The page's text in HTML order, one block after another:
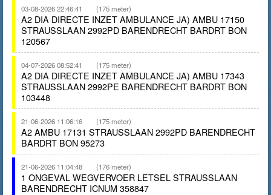
03-08-2026 22:46:41 (175 meter)
A2 DIA DIRECTE INZET AMBULANCE JA) AMBU 17150
STRAUSSLAAN 2992PD BARENDRECHT BARDRT BON
120567
04-07-2026 08:52:41 (175 meter)
A2 DIA DIRECTE INZET AMBULANCE JA) AMBU 17343
STRAUSSLAAN 2992PE BARENDRECHT BARDRT BON
103448
21-06-2026 11:06:16 (175 meter)
A2 AMBU 17131 STRAUSSLAAN 2992PD BARENDRECHT
BARDRT BON 95273
21-06-2026 11:04:48 (176 meter)
1 ONGEVAL WEGVERVOER LETSEL STRAUSSLAAN
BARENDRECHT ICNUM 358847